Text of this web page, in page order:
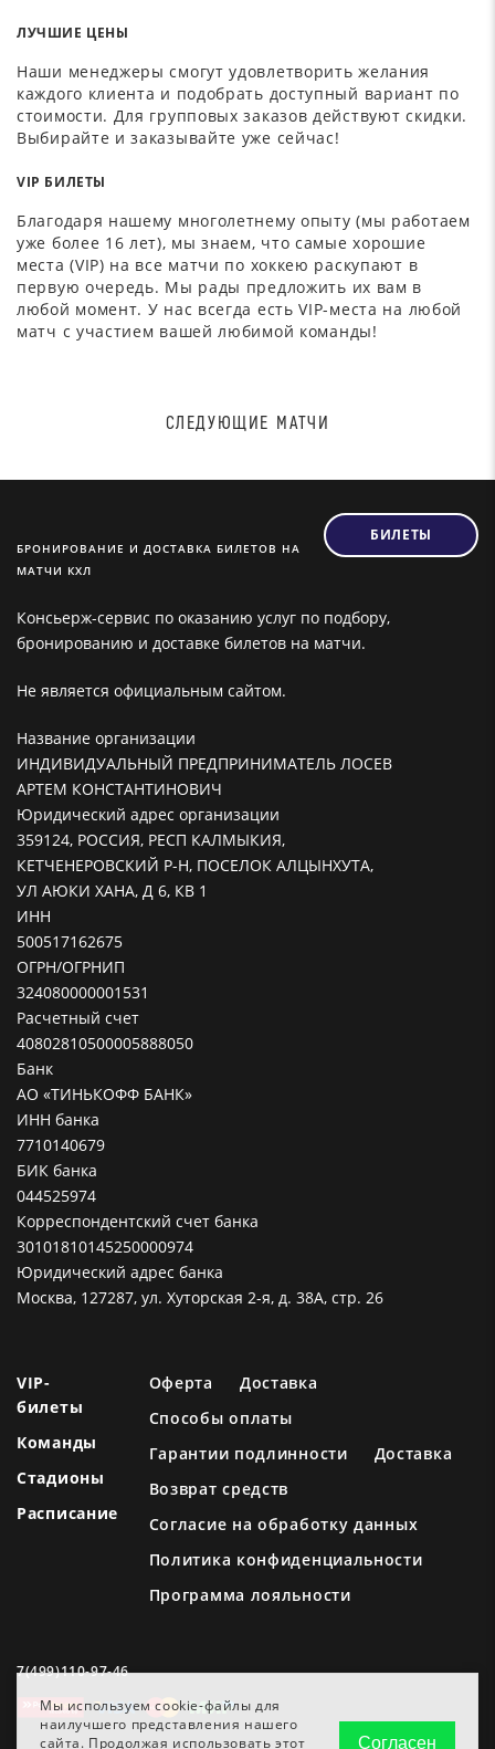
Мы используем cookie-файлы для
наилучшего представления нашего
сайта. Продолжая использовать этот
Согласен
ЛУЧШИЕ ЦЕНЫ
Наши менеджеры смогут удовлетворить желания
каждого клиента и подобрать доступный вариант по
стоимости. Для групповых заказов действуют скидки.
Выбирайте и заказывайте уже сейчас!
VIP БИЛЕТЫ
Благодаря нашему многолетнему опыту (мы работаем
уже более 16 лет), мы знаем, что самые хорошие
места (VIP) на все матчи по хоккею раскупают в
первую очередь. Мы рады предложить их вам в
любой момент. У нас всегда есть VIP-места на любой
матч с участием вашей любимой команды!
СЛЕДУЮЩИЕ МАТЧИ
БРОНИРОВАНИЕ И ДОСТАВКА БИЛЕТОВ НА
МАТЧИ КХЛ
БИЛЕТЫ
Консьерж-сервис по оказанию услуг по подбору,
бронированию и доставке билетов на матчи.
Не является официальным сайтом.
Название организации
ИНДИВИДУАЛЬНЫЙ ПРЕДПРИНИМАТЕЛЬ ЛОСЕВ
АРТЕМ КОНСТАНТИНОВИЧ
Юридический адрес организации
359124, РОССИЯ, РЕСП КАЛМЫКИЯ,
КЕТЧЕНЕРОВСКИЙ Р-Н, ПОСЕЛОК АЛЦЫНХУТА,
УЛ АЮКИ ХАНА, Д 6, КВ 1
ИНН
500517162675
ОГРН/ОГРНИП
324080000001531
Расчетный счет
40802810500005888050
Банк
АО «ТИНЬКОФФ БАНК»
ИНН банка
7710140679
БИК банка
044525974
Корреспондентский счет банка
30101810145250000974
Юридический адрес банка
Москва, 127287, ул. Хуторская 2-я, д. 38А, стр. 26
VIP-
билеты
Команды
Стадионы
Расписание
Оферта
Доставка
Способы оплаты
Гарантии подлинности
Доставка
Возврат средств
Согласие на обработку данных
Политика конфиденциальности
Программа лояльности
7(499)110-97-46